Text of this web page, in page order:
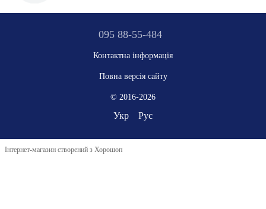
095 88-55-484
Контактна інформація
Повна версія сайту
© 2016-2026
Укр Рус
Інтернет-магазин створений з Хорошоп